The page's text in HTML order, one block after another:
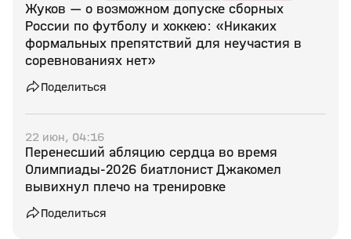
Жуков — о возможном допуске сборных
России по футболу и хоккею: «Никаких
формальных препятствий для неучастия в
соревнованиях нет»
Поделиться
22 июн, 04:16
Перенесший абляцию сердца во время
Олимпиады‑2026 биатлонист Джакомел
вывихнул плечо на тренировке
Поделиться